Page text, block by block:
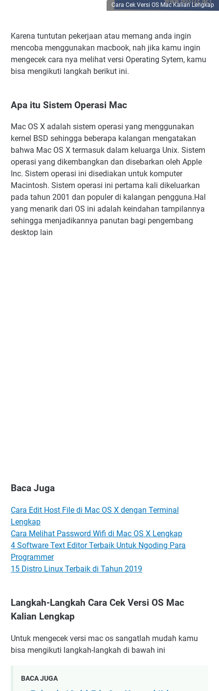
Cara Cek Versi OS Mac Kalian Lengkap
Karena tuntutan pekerjaan atau memang anda ingin
mencoba menggunakan macbook, nah jika kamu ingin
mengecek cara nya melihat versi Operating Sytem, kamu
bisa mengikuti langkah berikut ini.
Apa itu Sistem Operasi Mac
Mac OS X adalah sistem operasi yang menggunakan
kernel BSD sehingga beberapa kalangan mengatakan
bahwa Mac OS X termasuk dalam keluarga Unix. Sistem
operasi yang dikembangkan dan disebarkan oleh Apple
Inc. Sistem operasi ini disediakan untuk komputer
Macintosh. Sistem operasi ini pertama kali dikeluarkan
pada tahun 2001 dan populer di kalangan pengguna.Hal
yang menarik dari OS ini adalah keindahan tampilannya
sehingga menjadikannya panutan bagi pengembang
desktop lain
Baca Juga
Cara Edit Host File di Mac OS X dengan Terminal
Lengkap
Cara Melihat Password Wifi di Mac OS X Lengkap
4 Software Text Editor Terbaik Untuk Ngoding Para
Programmer
15 Distro Linux Terbaik di Tahun 2019
Langkah-Langkah Cara Cek Versi OS Mac
Kalian Lengkap
Untuk mengecek versi mac os sangatlah mudah kamu
bisa mengikuti langkah-langkah di bawah ini
BACA JUGA